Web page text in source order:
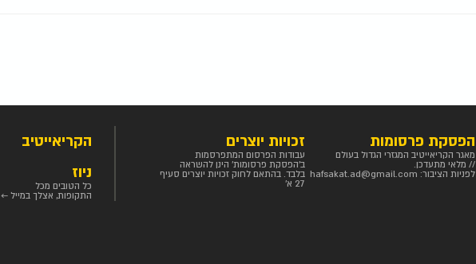
הפסקת פרסומות
מאגר הקריאייטיב המגזרי הגדול בעולם
// מלאי מתעדכן.
לפניות הציבור: hafsakat.ad@gmail.com
זכויות יוצרים
עבודות הפרסום המתפרסמות
ב'הפסקת פרסומות' הינן להשראה
בלבד. בהתאם לחוק זכויות יוצרים סעיף
27 א'
הקריאייטיב
ניוז
כל הטובים מכל
התקופות, אצלך במייל ←